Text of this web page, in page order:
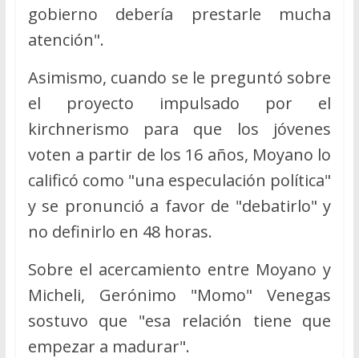
gobierno debería prestarle mucha
atención".
Asimismo, cuando se le preguntó sobre
el proyecto impulsado por el
kirchnerismo para que los jóvenes
voten a partir de los 16 años, Moyano lo
calificó como "una especulación política"
y se pronunció a favor de "debatirlo" y
no definirlo en 48 horas.
Sobre el acercamiento entre Moyano y
Micheli, Gerónimo "Momo" Venegas
sostuvo que "esa relación tiene que
empezar a madurar".